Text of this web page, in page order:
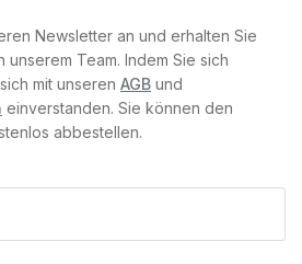
Newsletter an und erhalten Sie
Team. Indem Sie sich
mit unseren AGB und
einverstanden. Sie können den
abbestellen.